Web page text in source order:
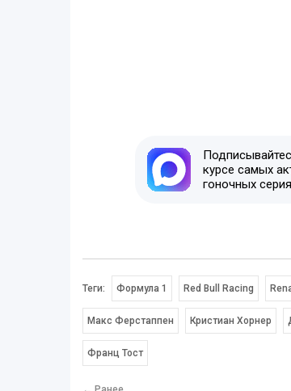
курсе самых
гоночных
Теги: Формула 1 Red Bull Racing
Макс Ферстаппен Кристиан Хорнер
Франц Тост